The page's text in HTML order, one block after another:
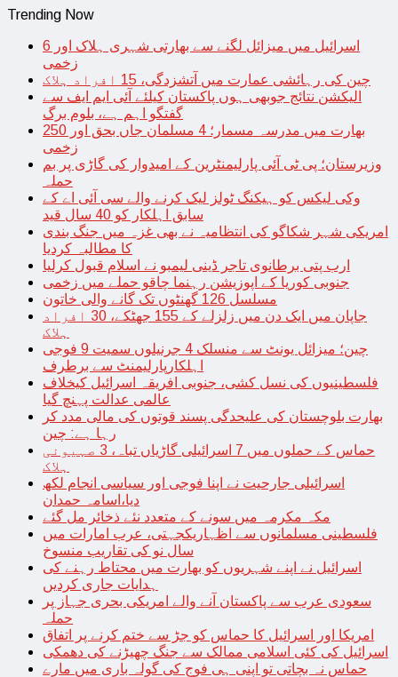
Trending Now
اسرائیل میں میزائل لگنے سے بھارتی شہری ہلاک اور 6
زخمی
چین کی رہائشی عمارت میں آتشزدگی، 15 افراد ہلاک
الیکشن نتائج جوبھی ہوں پاکستان کیلئے آئی ایم ایف سے
گفتگو اہم ہے، بلوم برگ
بھارت میں مدرسہ مسمار؛ 4 مسلمان جاں بحق اور 250
زخمی
وزیرستان؛ پی ٹی آئی پارلیمنٹرین کے امیدوار کی گاڑی پر بم
حملہ
وکی لیکس کو ہیکنگ ٹولز لیک کرنے والے سی آئی اے کے
سابق اہلکار کو 40 سال قید
امریکی شہر شکاگو کی انتظامیہ نے بھی غزہ میں جنگ بندی
کا مطالبہ کردیا
ارب پتی برطانوی تاجر ڈینی لیمبو نے اسلام قبول کرلیا
جنوبی کوریا کے اپوزیشن رہنما چاقو حملے میں زخمی
مسلسل 126 گھنٹوں تک گانے والی خاتون
جاپان میں ایک دن میں زلزلے کے 155 جھٹکے، 30 افراد
ہلاک
چین؛ میزائل یونٹ سے منسلک 4 جرنیلوں سمیت 9 فوجی
اہلکارپارلیمنٹ سے برطرف
فلسطینیوں کی نسل کشی، جنوبی افریقہ اسرائیل کیخلاف
عالمی عدالت پہنچ گیا
بھارت بلوچستان کی علیحدگی پسند قوتوں کی مالی مدد کر
رہا ہے: چین
حماس کے حملوں میں 7 اسرائیلی گاڑیاں تباہ، 3 صہیونی
ہلاک
اسرائیلی جارحیت نے اپنا فوجی اور سیاسی انجام لکھ
دیا،اسامہ حمدان
مکہ مکرمہ میں سونے کے متعدد نئے ذخائر مل گئے
فلسطینی مسلمانوں سے اظہاریکجہتی، عرب امارات میں
سال نو کی تقاریب منسوخ
اسرائیل نے اپنے شہریوں کو بھارت میں محتاط رہنے کی
ہدایات جاری کردیں
سعودی عرب سے پاکستان آنے والے امریکی بحری جہاز پر
حملہ
امریکا اور اسرائیل کا حماس کو جڑ سے ختم کرنے پر اتفاق
اسرائیل کی کئی اسلامی ممالک سے جنگ چھیڑنے کی دھمکی
حماس نہ بچاتی تو اپنی ہی فوج کی گولہ باری میں مارے